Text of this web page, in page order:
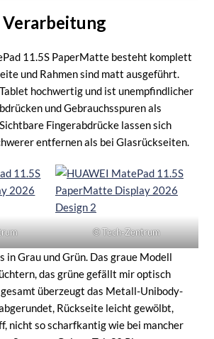
Verarbeitung
11.5S PaperMatte besteht komplett
und Rahmen sind matt ausgeführt.
hochwertig und ist unempfindlicher
und Gebrauchsspuren als
Fingerabdrücke lassen sich
entfernen als bei Glasrückseiten.
© Tech-Zentrum
in Grau und Grün. Das graue Modell
das grüne gefällt mir optisch
überzeugt das Metall-Unibody-
Rückseite leicht gewölbt,
nicht so scharfkantig wie bei mancher